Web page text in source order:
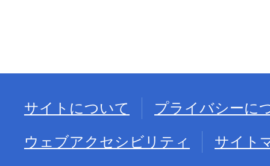
サイトについて
プライバシーに
ウェブアクセシビリティ
サイト